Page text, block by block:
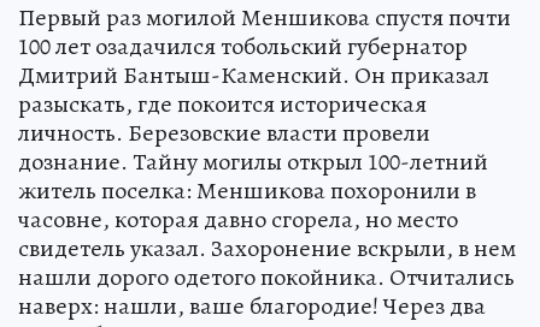
Первый раз могилой Меншикова спустя почти
100 лет озадачился тобольский губернатор
Дмитрий Бантыш-Каменский. Он приказал
разыскать, где покоится историческая
личность. Березовские власти провели
дознание. Тайну могилы открыл 100-летний
житель поселка: Меншикова похоронили в
часовне, которая давно сгорела, но место
свидетель указал. Захоронение вскрыли, в нем
нашли дорого одетого покойника. Отчитались
наверх: нашли, ваше благородие! Через два